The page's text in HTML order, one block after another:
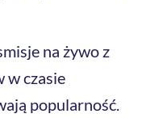
na żywo z
w czasie
popularność.